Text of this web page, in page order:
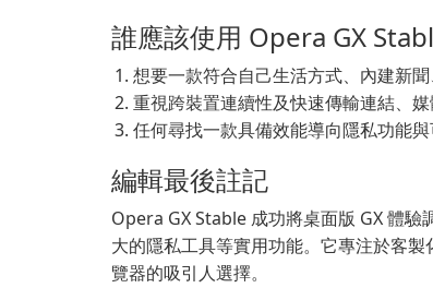
誰應該使用 Opera GX
想要一款符合自己生活方式、內建新
重視跨裝置連續性及快速傳輸連結、媒
任何尋找一款具備效能導向隱私功能
編輯最後註記
Opera GX Stable 成功將桌面版 GX 體
大的隱私工具等實用功能。它專注於客
覽器的吸引人選擇。